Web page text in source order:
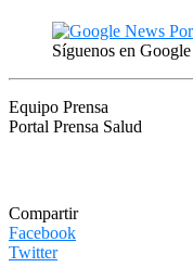
Síguenos en
Equipo Prensa
Portal Prensa Salud
Compartir
Facebook
Twitter